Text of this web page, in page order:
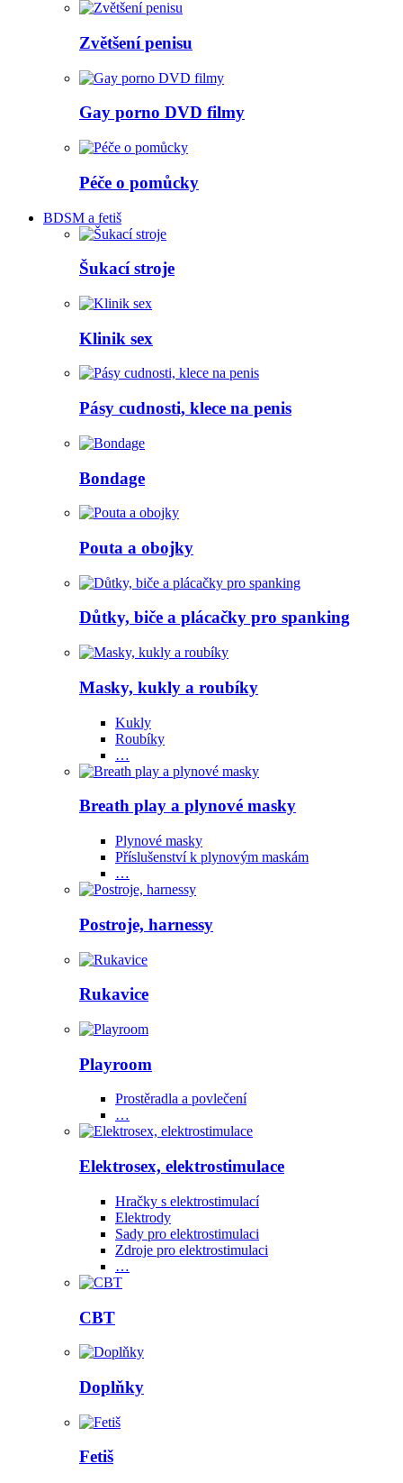
Zvětšení penisu
Gay porno DVD filmy
Péče o pomůcky
BDSM a fetiš
Šukací stroje
Klinik sex
Pásy cudnosti, klece na penis
Bondage
Pouta a obojky
Důtky, biče a plácačky pro spanking
Masky, kukly a roubíky
Kukly
Roubíky
…
Breath play a plynové masky
Plynové masky
Příslušenství k plynovým maskám
…
Postroje, harnessy
Rukavice
Playroom
Prostěradla a povlečení
…
Elektrosex, elektrostimulace
Hračky s elektrostimulací
Elektrody
Sady pro elektrostimulaci
Zdroje pro elektrostimulaci
…
CBT
Doplňky
Fetiš